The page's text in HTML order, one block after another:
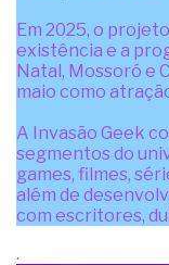
Em 2025, o
existência e a
Natal, Mossoró e
maio como
A Invasão Geek
segmentos do
games, filmes,
além de
com escritores,
.